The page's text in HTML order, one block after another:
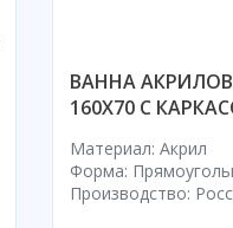
ВАННА
160X70 С
Материал: Акрил
Форма:
Производство: